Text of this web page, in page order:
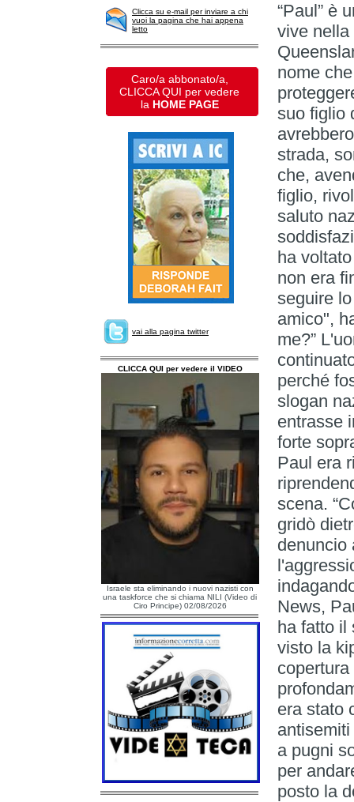
Clicca su e-mail per inviare a chi
vuoi la pagina che hai appena
letto
Caro/a abbonato/a,
CLICCA QUI per vedere
la HOME PAGE
vai alla pagina twitter
CLICCA QUI per vedere il VIDEO
Israele sta eliminando i nuovi nazisti con
una taskforce che si chiama NILI (Video di
Ciro Principe) 02/08/2026
“Paul” è
vive
nome
suo figlio
strada,
che,
figlio,
saluto
ha
non era
seguire
amico",
me?”
perché
slogan
entrasse
forte
Paul era
scena.
gridò
denuncio
News,
ha fatto il
visto la
era stato
a pugni
per
posto la